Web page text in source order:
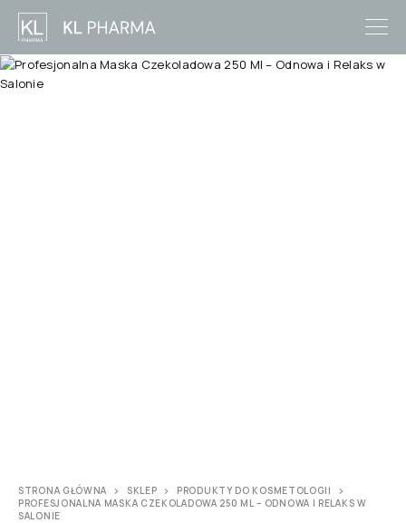
STRONA GŁÓWNA SKLEP
PRODUKTY DO KOSMETOLOGII
PROFESJONALNA MASKA CZEKOLADOWA 250 ML – ODNOWA I RELAKS W
SALONIE